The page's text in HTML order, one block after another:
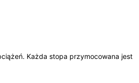
Każda stopa przymocowana jest